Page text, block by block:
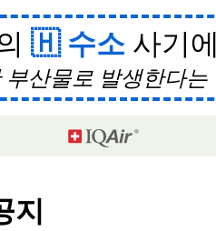
수소 사기
부산물로 발생한다
지